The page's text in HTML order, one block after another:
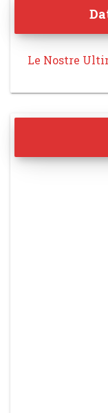
Le Nostre